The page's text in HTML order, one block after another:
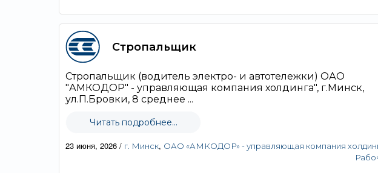
Стропальщик
Стропальщик (водитель электро- и автотележки) ОАО
"АМКОДОР" - управляющая компания холдинга", г.Минск,
ул.П.Бровки, 8 среднее ...
Читать подробнее...
23 июня, 2026 / г. Минск, ОАО «АМКОДОР» - управляющая компания